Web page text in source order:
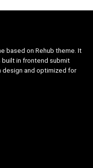
based on Rehub theme. It
built in frontend submit
design and optimized for